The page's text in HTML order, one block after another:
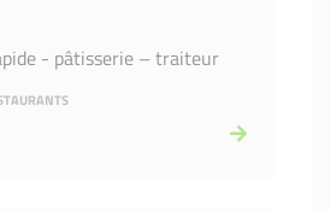
- pâtisserie – traiteur